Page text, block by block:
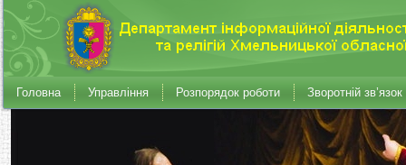
Головна Управління Розпорядок роботи Зворотній зв’язок